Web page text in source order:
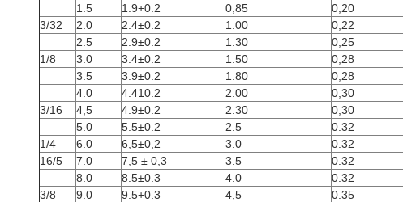
1.5
1.9+0.2 0,85 0,20
3/32
2.0 2.4±0.2 1.00 0,22
2.5
2.9±0.2 1.30 0,25
1/8
3.0 3.4±0.2 1.50 0,28
3.5
3.9±0.2 1.80 0,28
4.0
4.410.2 2.00 0,30
3/16
4,5 4.9±0.2 2.30 0,30
5.0
5.5±0.2 2.5 0.32
1/4
6.0 6,5±0,2 3.0 0.32
16/5
7.0 7,5 ± 0,3 3.5 0.32
8.0
8.5±0.3 4.0 0.32
3/8
9.0 9.5+0.3 4,5 0.35